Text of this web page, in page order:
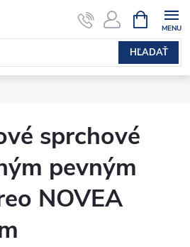
HĽADAŤ
KOŠÍK
sprchové
pevným
NOVEA